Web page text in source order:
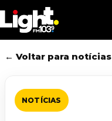
to
main
content
← Voltar para notícias
NOTÍCIAS